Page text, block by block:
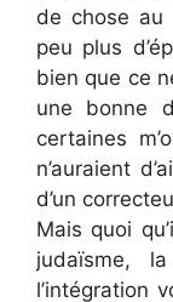
de chose au
peu plus
bien que ce
une bonne
certaines
n’auraient
d’un
Mais quoi
judaïsme,
l’intégration